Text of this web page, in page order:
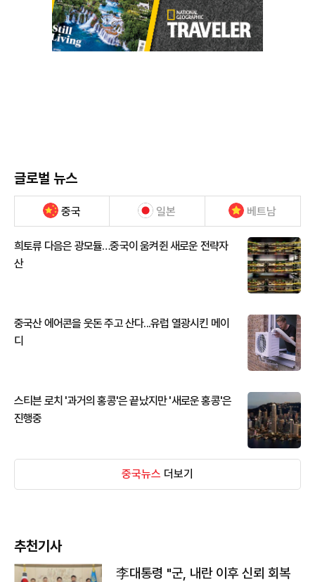
글로벌 뉴스
중국 일본 베트남
희토류 다음은 광모듈…중국이 움켜쥔 새로운 전략자
산
중국산 에어콘을 웃돈 주고 산다...유럽 열광시킨 메이
디
스티븐 로치 '과거의 홍콩'은 끝났지만 '새로운 홍콩'은
진행중
중국뉴스 더보기
추천기사
李대통령 "군, 내란 이후 신뢰 회복